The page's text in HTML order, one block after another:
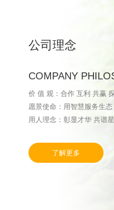
公司理念
COMPANY
价 值 观：合作 互利 共赢
愿景使命：用智慧服务生
用人理念：彰显才华 共谱
了解更多